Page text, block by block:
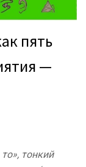
пять
—
тонкий